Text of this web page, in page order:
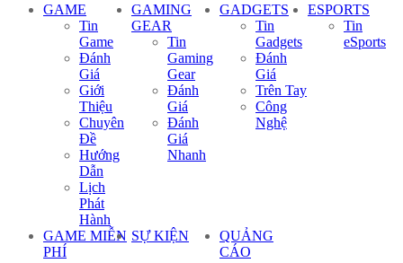
GAME
Tin
Game
Đánh
Giá
Giới
Thiệu
Chuyên
Đề
Hướng
Dẫn
Lịch
Phát
Hành
GAMING
GEAR
Tin
Gaming
Gear
Đánh
Giá
Đánh
Giá
Nhanh
GADGETS
Tin
Gadgets
Đánh
Giá
Trên Tay
Công
Nghệ
ESPORTS
Tin
eSports
GAME MIỄN
PHÍ
SỰ KIỆN
QUẢNG
CÁO